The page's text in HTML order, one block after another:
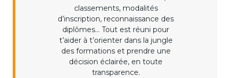
classements, modalités
d’inscription, reconnaissance des
diplômes... Tout est réuni pour
t’aider à t’orienter dans la jungle
des formations et prendre une
décision éclairée, en toute
transparence.